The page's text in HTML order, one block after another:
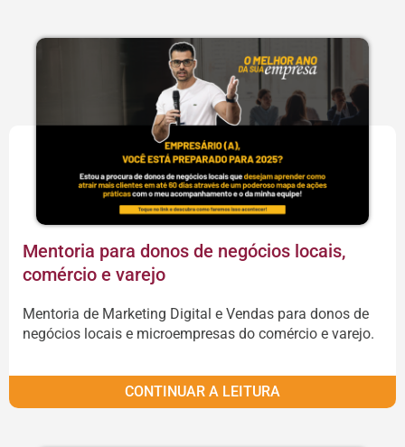
Mentoria para donos de negócios locais,
comércio e varejo
Mentoria de Marketing Digital e Vendas para donos de
negócios locais e microempresas do comércio e varejo.
CONTINUAR A LEITURA